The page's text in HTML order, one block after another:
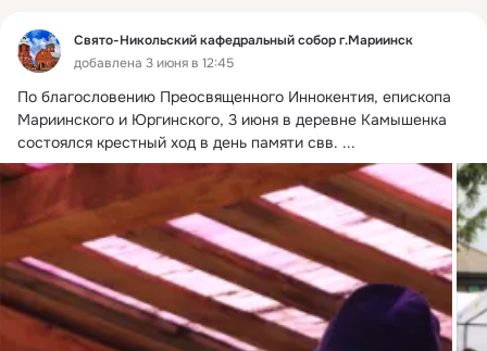
Свято-Никольский кафедральный собор г.Мариинск
добавлена 3 июня в 12:45
По благословению Преосвященного Иннокентия, епископа
Мариинского и Юргинского, 3 июня в деревне Камышенка
состоялся крестный ход в день памяти свв. ...